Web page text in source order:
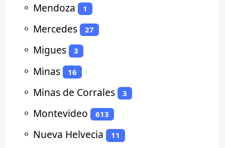
⚬ Mendoza 1
⚬ Mercedes 27
⚬ Migues 3
⚬ Minas 16
⚬ Minas de Corrales 3
⚬ Montevideo 613
⚬ Nueva Helvecia 11